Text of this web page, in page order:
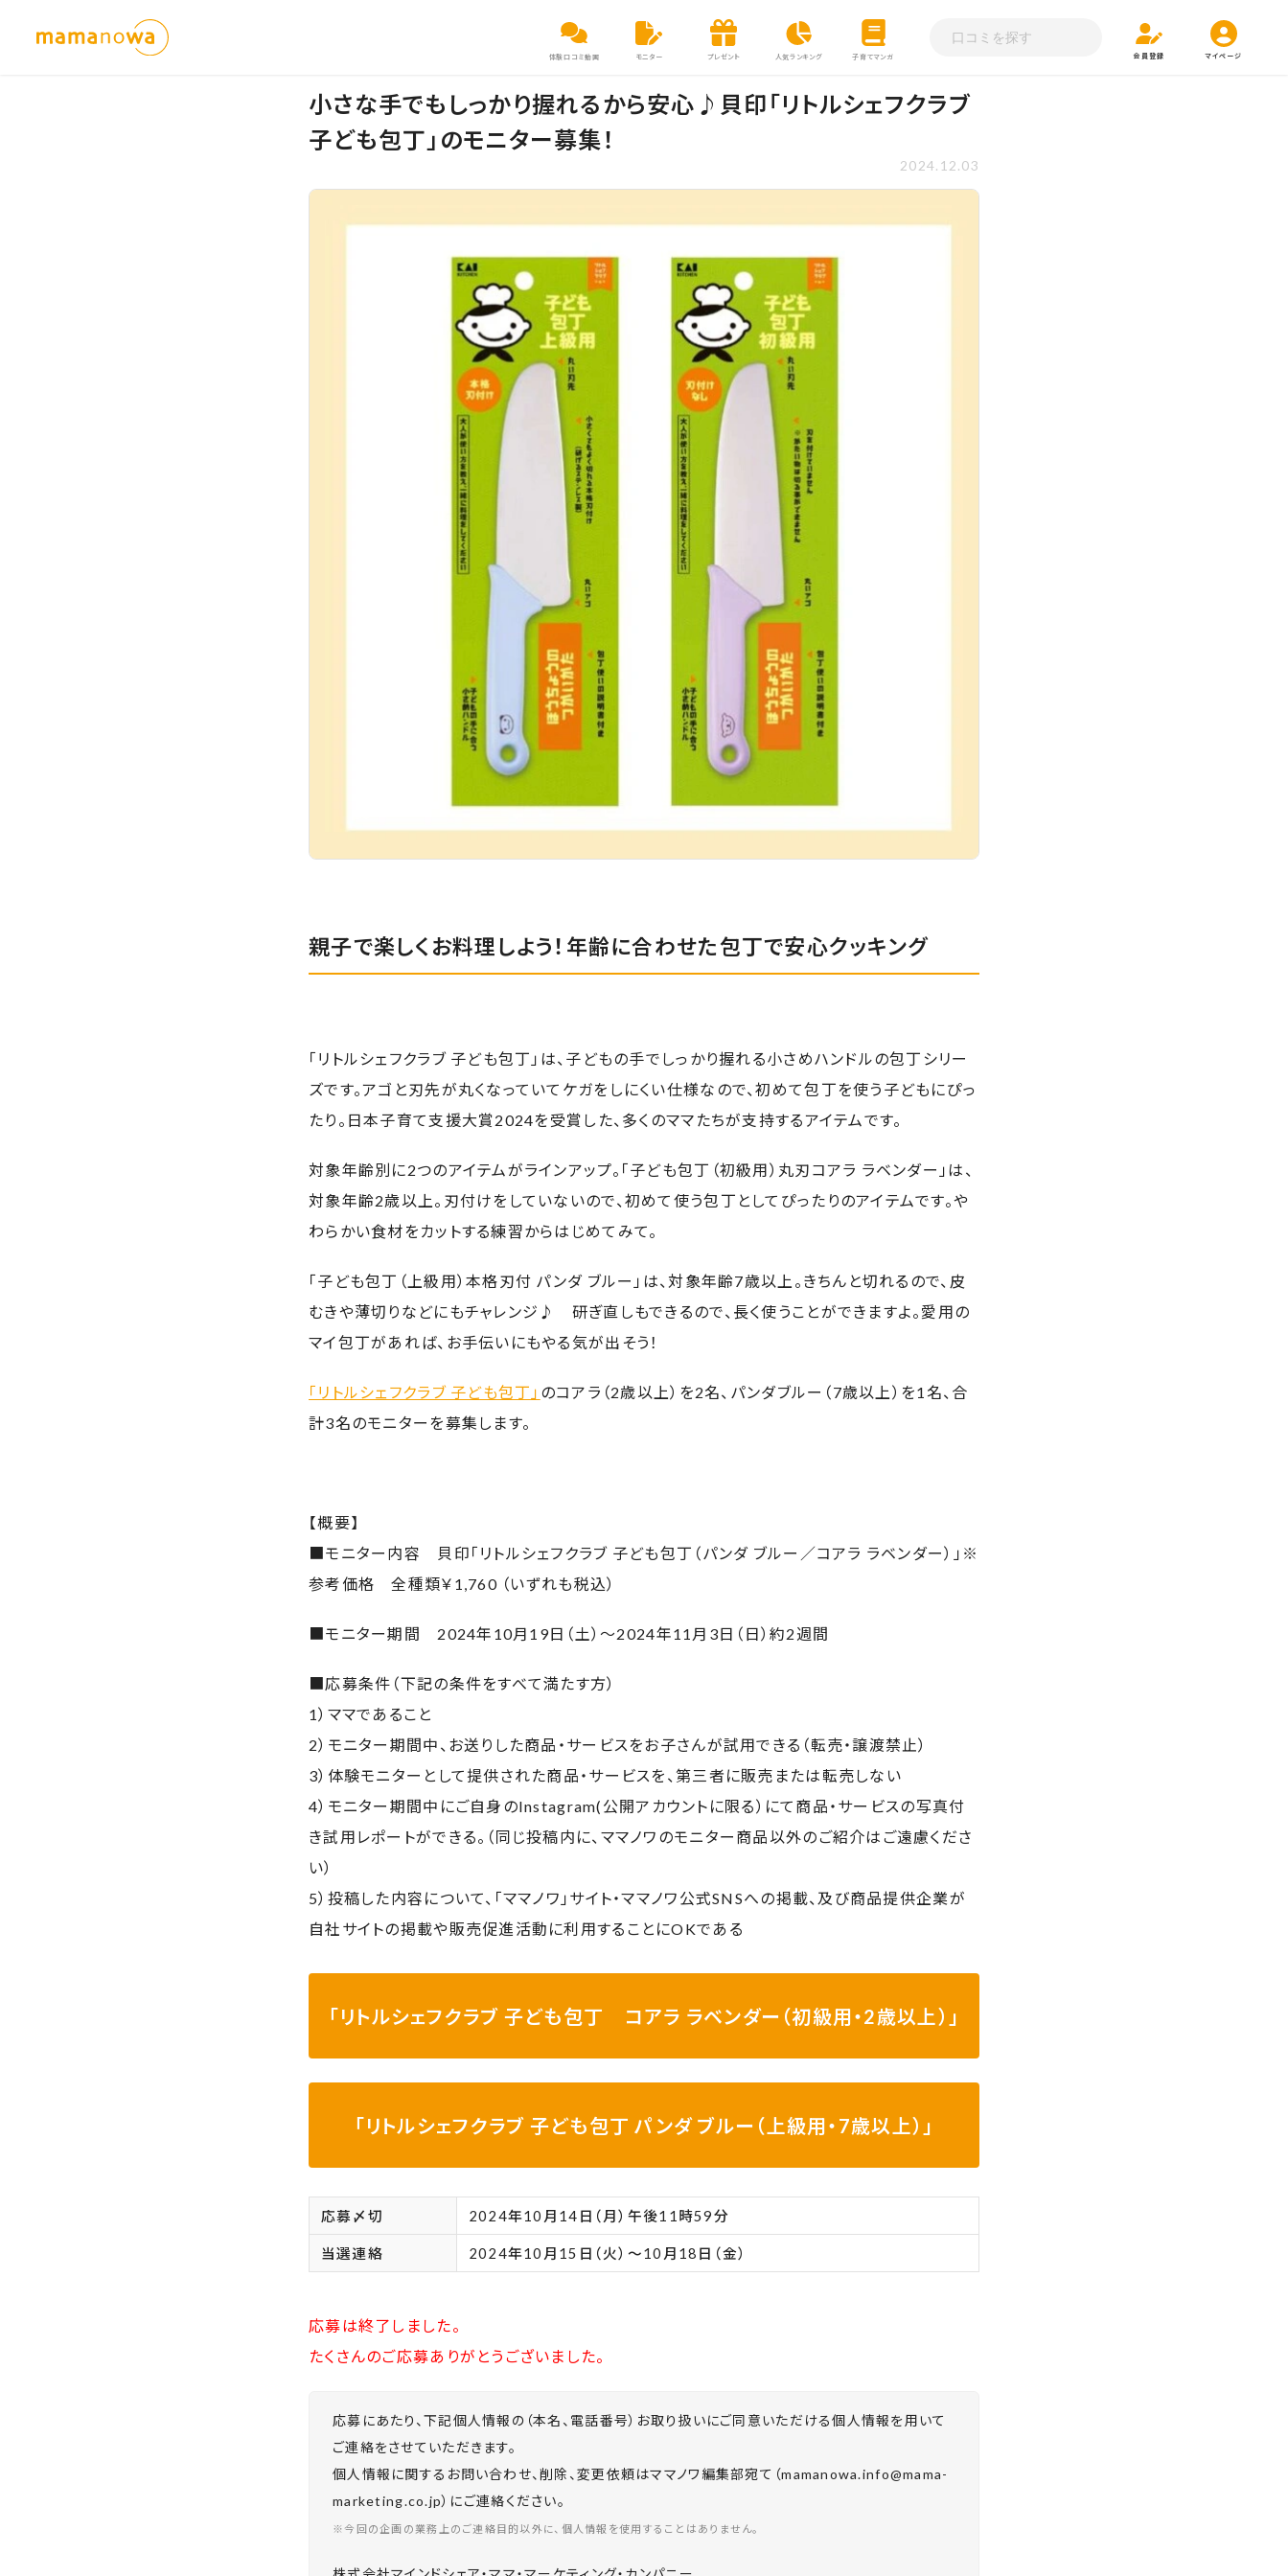
体験口コミ動画 モニター プレゼント 人気ランキング 子育てマンガ 会員登録 マイページ
小さな手でもしっかり握れるから安心♪貝印「リトルシェフクラブ
子ども包丁」のモニター募集！
2024.12.03
親子で楽しくお料理しよう！年齢に合わせた包丁で安心クッキング
「リトルシェフクラブ 子ども包丁」は、子どもの手でしっかり握れる小さめハンドルの包丁シリー
ズです。アゴと刃先が丸くなっていてケガをしにくい仕様なので、初めて包丁を使う子どもにぴっ
たり。日本子育て支援大賞2024を受賞した、多くのママたちが支持するアイテムです。
対象年齢別に2つのアイテムがラインアップ。「子ども包丁（初級用）丸刃コアラ ラベンダー」は、
対象年齢2歳以上。刃付けをしていないので、初めて使う包丁としてぴったりのアイテムです。や
わらかい食材をカットする練習からはじめてみて。
「子ども包丁（上級用）本格刃付 パンダ ブルー」は、対象年齢7歳以上。きちんと切れるので、皮
むきや薄切りなどにもチャレンジ♪ 研ぎ直しもできるので、長く使うことができますよ。愛用の
マイ包丁があれば、お手伝いにもやる気が出そう！
「リトルシェフクラブ 子ども包丁」 のコアラ（2歳以上）を2名、パンダブルー（7歳以上）を1名、合
計3名のモニターを募集します。
【概要】
■モニター内容 貝印「リトルシェフクラブ 子ども包丁（パンダ ブルー／コアラ ラベンダー）」※
参考価格 全種類￥1,760 （いずれも税込）
■モニター期間 2024年10月19日（土）～2024年11月3日（日）約2週間
■応募条件（下記の条件をすべて満たす方）
1）ママであること
2）モニター期間中、お送りした商品・サービスをお子さんが試用できる（転売・譲渡禁止）
3）体験モニターとして提供された商品・サービスを、第三者に販売または転売しない
4）モニター期間中にご自身のInstagram(公開アカウントに限る）にて商品・サービスの写真付
き試用レポートができる。（同じ投稿内に、ママノワのモニター商品以外のご紹介はご遠慮くださ
い）
5）投稿した内容について、「ママノワ」サイト・ママノワ公式SNSへの掲載、及び商品提供企業が
自社サイトの掲載や販売促進活動に利用することにOKである
「リトルシェフクラブ 子ども包丁 コアラ ラベンダー（初級用・2歳以上）」
「リトルシェフクラブ 子ども包丁 パンダ ブルー（上級用・7歳以上）」
応募〆切 2024年10月14日（月）午後11時59分
当選連絡 2024年10月15日（火）～10月18日（金）
応募は終了しました。
たくさんのご応募ありがとうございました。
応募にあたり、下記個人情報の（本名、電話番号）お取り扱いにご同意いただける個人情報を用いて
ご連絡をさせていただきます。
個人情報に関するお問い合わせ、削除、変更依頼はママノワ編集部宛て（mamanowa.info@mama-
marketing.co.jp）にご連絡ください。
※今回の企画の業務上のご連絡目的以外に、個人情報を使用することはありません。